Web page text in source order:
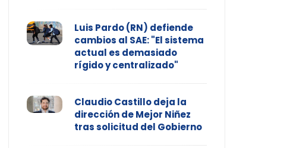
Luis Pardo (RN) defiende
cambios al SAE: "El sistema
actual es demasiado
rígido y centralizado"
Claudio Castillo deja la
dirección de Mejor Niñez
tras solicitud del Gobierno